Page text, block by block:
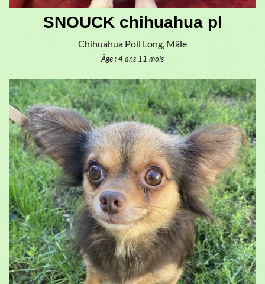
SNOUCK chihuahua pl
Chihuahua Poil Long, Mâle
Âge : 4 ans 11 mois